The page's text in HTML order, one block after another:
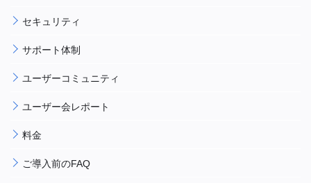
セキュリティ
サポート体制
ユーザーコミュニティ
ユーザー会レポート
料金
ご導入前のFAQ